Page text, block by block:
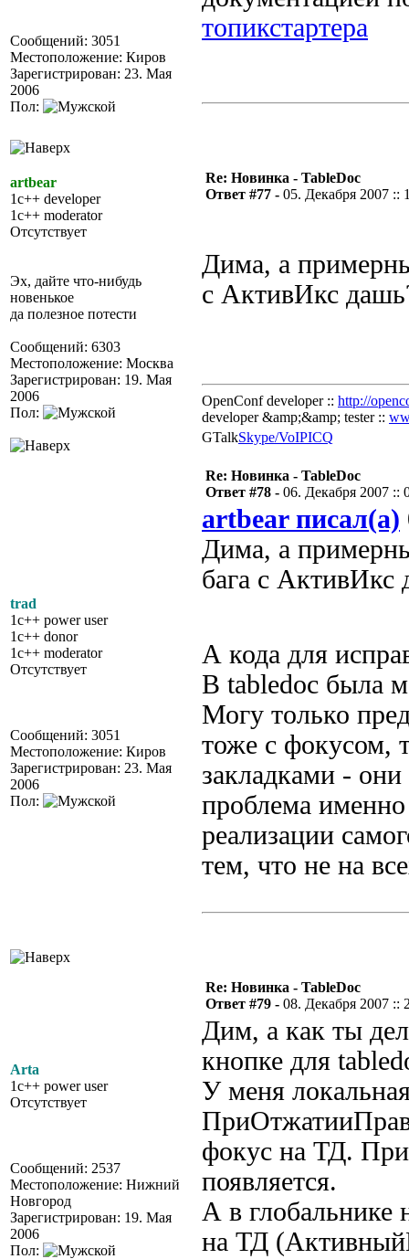
Сообщений: 3051
Местоположение: Киров
Зарегистрирован: 23. Мая
2006
Пол:
топикстартера
artbear
1c++ developer
1c++ moderator
Отсутствует
Эх, дайте что-нибудь
новенькое
да полезное потести
Сообщений: 6303
Местоположение: Москва
Зарегистрирован: 19. Мая
2006
Пол:
Re: Новинка - TableDoc
Ответ #77 - 05. Декабря 2007 ::
Дима, а
с АктивИкс
OpenConf developer :: http://
developer &amp;&amp; tester ::
GTalkSkype/VoIPICQ
trad
1c++ power user
1c++ donor
1c++ moderator
Отсутствует
Сообщений: 3051
Местоположение: Киров
Зарегистрирован: 23. Мая
2006
Пол:
Re: Новинка - TableDoc
Ответ #78 - 06. Декабря 2007 ::
artbear писал(а)
Дима, а
бага с АктивИкс
А кода для
В tabledoc была
Могу только
тоже с фокусом,
закладками -
проблема
реализации
тем, что не на
Arta
1c++ power user
Отсутствует
Сообщений: 2537
Местоположение: Нижний
Новгород
Зарегистрирован: 19. Мая
2006
Пол:
Re: Новинка - TableDoc
Ответ #79 - 08. Декабря 2007 ::
Дим, а как ты
кнопке для
У меня
фокус на ТД. При
появляется.
А в глобальнике
на ТД